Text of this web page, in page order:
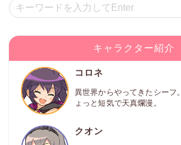
キャラクター紹介
コロネ
異世界からやってきたシーフ
ょっと短気で天真爛漫。
クオン